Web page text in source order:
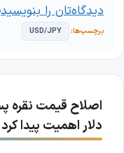
USD/JPY
دیدگاه‌تان را بنویسید
دلار اهمیت پیدا کرد